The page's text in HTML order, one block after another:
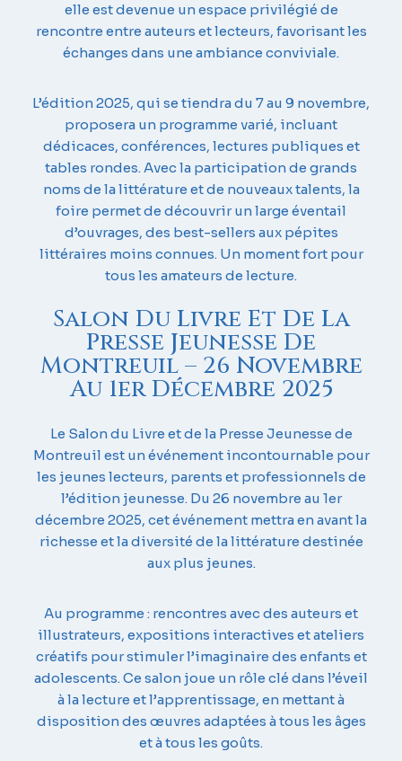
elle est devenue un espace privilégié de
rencontre entre auteurs et lecteurs, favorisant les
échanges dans une ambiance conviviale.
L’édition 2025, qui se tiendra du 7 au 9 novembre,
proposera un programme varié, incluant
dédicaces, conférences, lectures publiques et
tables rondes. Avec la participation de grands
noms de la littérature et de nouveaux talents, la
foire permet de découvrir un large éventail
d’ouvrages, des best-sellers aux pépites
littéraires moins connues. Un moment fort pour
tous les amateurs de lecture.
Salon Du Livre Et De La
Presse Jeunesse De
Montreuil – 26 Novembre
Au 1er Décembre 2025
Le Salon du Livre et de la Presse Jeunesse de
Montreuil est un événement incontournable pour
les jeunes lecteurs, parents et professionnels de
l’édition jeunesse. Du 26 novembre au 1er
décembre 2025, cet événement mettra en avant la
richesse et la diversité de la littérature destinée
aux plus jeunes.
Au programme : rencontres avec des auteurs et
illustrateurs, expositions interactives et ateliers
créatifs pour stimuler l’imaginaire des enfants et
adolescents. Ce salon joue un rôle clé dans l’éveil
à la lecture et l’apprentissage, en mettant à
disposition des œuvres adaptées à tous les âges
et à tous les goûts.